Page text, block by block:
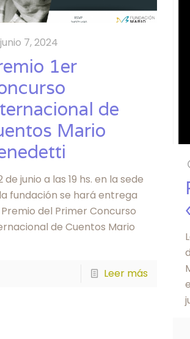
junio 7, 2024
1er
de
Mario
de junio a las 19 hs. en la sede
fundación se hará entrega
del Primer Concurso
de Cuentos Mario
Leer más